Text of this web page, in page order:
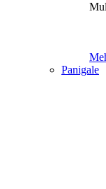
Panigale